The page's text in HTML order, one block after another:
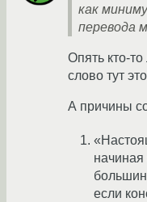
как
перевода
Опять кто-
слово тут
А причины
если